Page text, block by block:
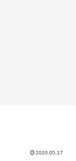
2020.05.17